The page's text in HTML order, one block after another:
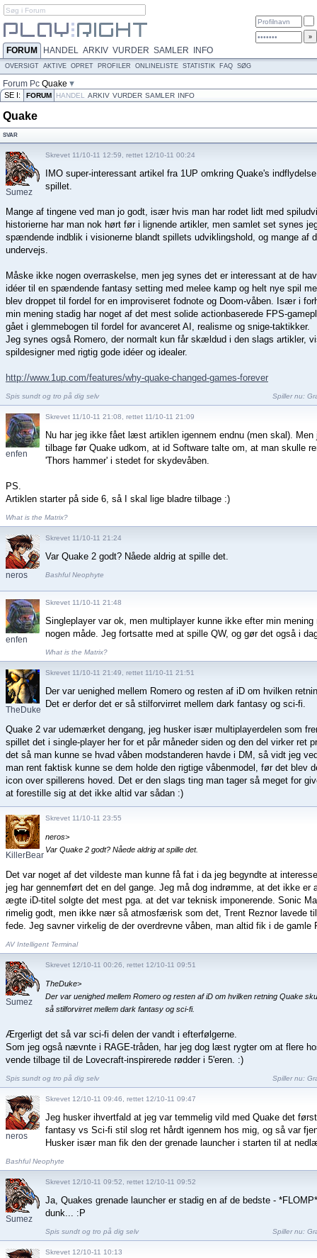
FORUM HANDEL ARKIV VURDER SAMLER INFO
OVERSIGT AKTIVE OPRET PROFILER ONLINELISTE STATISTIK FAQ SØG
Forum Pc Quake
SE I: FORUM HANDEL ARKIV VURDER SAMLER INFO
Quake
SVAR
Sumez
Skrevet 11/10-11 12:59, rettet 12/10-11 00:24
IMO super-interessant artikel fra 1UP omkring Quake's
spillet.
Mange af tingene ved man jo godt, især hvis man har rodet lidt med
historierne har man nok hørt før i lignende artikler, men samlet set synes
spændende indblik i visionerne blandt spillets udviklingshold, og mange af
undervejs.
Måske ikke nogen overraskelse, men jeg synes det er interessant at de
idéer til en spændende fantasy setting med melee kamp og helt nye spil
blev droppet til fordel for en improviseret fodnote og Doom-våben. Især i
min mening stadig har noget af det mest solide actionbaserede FPS-
gået i glemmebogen til fordel for avanceret AI, realisme og snige-taktikker.
Jeg synes også Romero, der normalt kun får skældud i den slags artikler,
spildesigner med rigtig gode idéer og idealer.
http://www.1up.com/features/why-quake-changed-games-forever
Spis sundt og tro på dig selv Spiller nu:
enfen
Skrevet 11/10-11 21:08, rettet 11/10-11 21:09
Nu har jeg ikke fået læst artiklen igennem endnu (men skal). Men
tilbage før Quake udkom, at id Software talte om, at man skulle
'Thors hammer' i stedet for skydevåben.
PS.
Artiklen starter på side 6, så I skal lige bladre tilbage :)
What is the Matrix?
neros
Skrevet 11/10-11 21:24
Var Quake 2 godt? Nåede aldrig at spille det.
Bashful Neophyte
enfen
Skrevet 11/10-11 21:48
Singleplayer var ok, men multiplayer kunne ikke efter min mening
nogen måde. Jeg fortsatte med at spille QW, og gør det også i
What is the Matrix?
TheDuke
Skrevet 11/10-11 21:49, rettet 11/10-11 21:51
Der var uenighed mellem Romero og resten af iD om hvilken
Det er derfor det er så stilforvirret mellem dark fantasy og sci-fi.
Quake 2 var udemærket dengang, jeg husker især multiplayerdelen som
spillet det i single-player her for et pår måneder siden og den del virker ret
det så man kunne se hvad våben modstanderen havde i DM, så vidt jeg
man rent faktisk kunne se dem holde den rigtige våbenmodel, før det blev
icon over spillerens hoved. Det er den slags ting man tager så meget for
at forestille sig at det ikke altid var sådan :)
KillerBean2
Skrevet 11/10-11 23:55
neros>
Var Quake 2 godt? Nåede aldrig at spille det.
Det var noget af det vildeste man kunne få fat i da jeg begyndte at
jeg har gennemført det en del gange. Jeg må dog indrømme, at det ikke
ægte iD-titel solgte det mest pga. at det var teknisk imponerende. Sonic
rimelig godt, men ikke nær så atmosfærisk som det, Trent Reznor lavede
fede. Jeg savner virkelig de der overdrevne våben, man altid fik i de gamle
AV Intelligent Terminal
Sumez
Skrevet 12/10-11 00:26, rettet 12/10-11 09:51
TheDuke>
Der var uenighed mellem Romero og resten af iD om hvilken retning Quake
så stilforvirret mellem dark fantasy og sci-fi.
Ærgerligt det så var sci-fi delen der vandt i efterfølgerne.
Som jeg også nævnte i RAGE-tråden, har jeg dog læst rygter om at flere
vende tilbage til de Lovecraft-inspirerede rødder i 5'eren. :)
Spis sundt og tro på dig selv Spiller nu:
neros
Skrevet 12/10-11 09:46, rettet 12/10-11 09:47
Jeg husker ihvertfald at jeg var temmelig vild med Quake det
fantasy vs Sci-fi stil slog ret hårdt igennem hos mig, og så var
Husker især man fik den der grenade launcher i starten til at
Bashful Neophyte
Sumez
Skrevet 12/10-11 09:52, rettet 12/10-11 09:52
Ja, Quakes grenade launcher er stadig en af de bedste -
dunk... :P
Spis sundt og tro på dig selv Spiller nu:
Skrevet 12/10-11 10:13